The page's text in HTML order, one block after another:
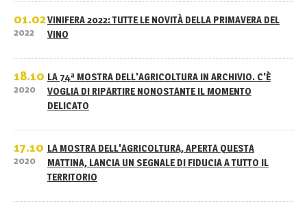
01.02
2022
VINIFERA 2022: TUTTE LE NOVITÀ DELLA PRIMAVERA DEL
VINO
18.10
2020
LA 74ª MOSTRA DELL'AGRICOLTURA IN ARCHIVIO. C'È
VOGLIA DI RIPARTIRE NONOSTANTE IL MOMENTO
DELICATO
17.10
2020
LA MOSTRA DELL'AGRICOLTURA, APERTA QUESTA
MATTINA, LANCIA UN SEGNALE DI FIDUCIA A TUTTO IL
TERRITORIO